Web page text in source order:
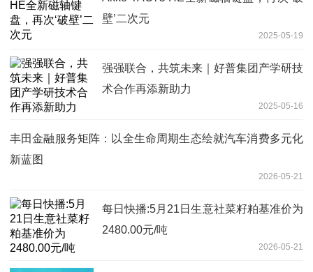
壁’二次元
2025-05-19
强强联合，共筑未来｜好普集团产学研技
术合作再添新助力
2025-05-16
丰田金融服务矩阵：以全生命周期生态绘就汽车消费多元化
新蓝图
2026-05-21
每日快播:5月21日生意社菜籽粕基准价为
2480.00元/吨
2026-05-21